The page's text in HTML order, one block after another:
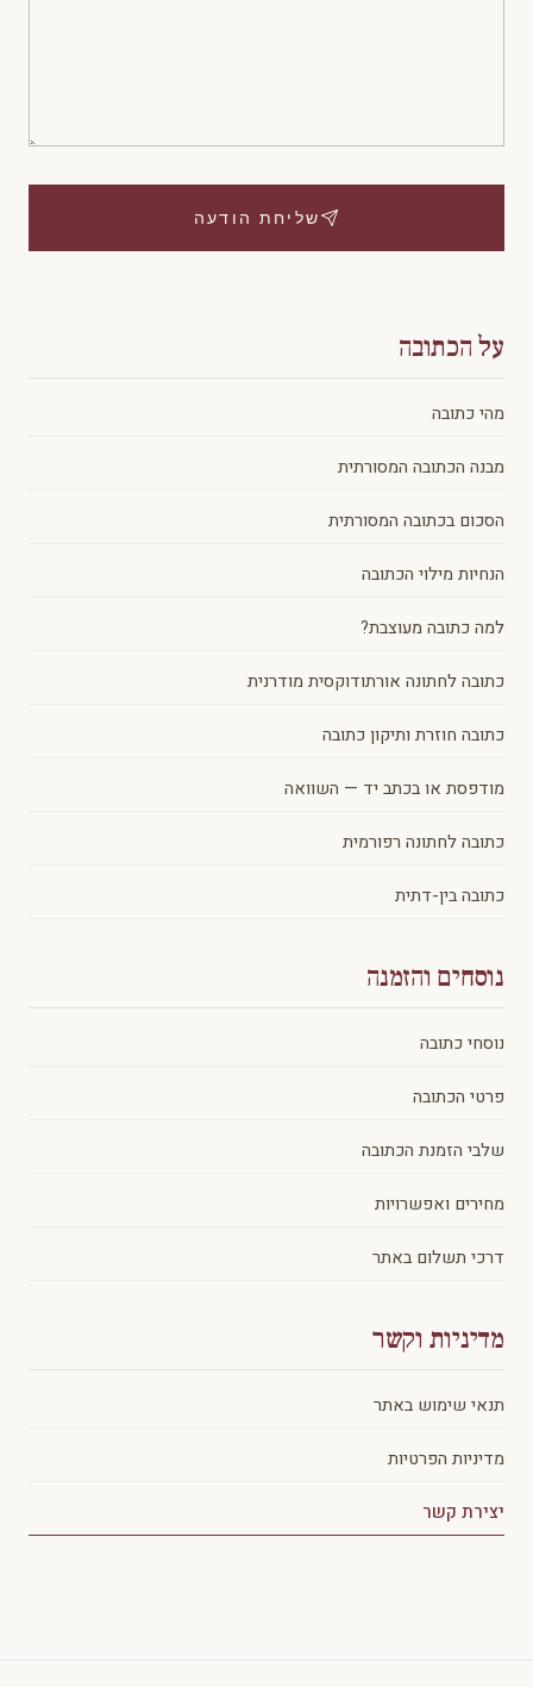
שליחת הודעה
על הכתובה
מהי כתובה
מבנה הכתובה המסורתית
הסכום בכתובה המסורתית
הנחיות מילוי הכתובה
למה כתובה מעוצבת?
כתובה לחתונה אורתודוקסית מודרנית
כתובה חוזרת ותיקון כתובה
מודפסת או בכתב יד — השוואה
כתובה לחתונה רפורמית
כתובה בין-דתית
נוסחים והזמנה
נוסחי כתובה
פרטי הכתובה
שלבי הזמנת הכתובה
מחירים ואפשרויות
דרכי תשלום באתר
מדיניות וקשר
תנאי שימוש באתר
מדיניות הפרטיות
יצירת קשר